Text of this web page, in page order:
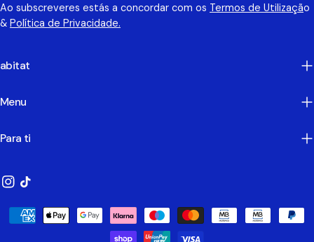
Ao subscreveres estás a concordar com os Termos de Utilização
& Política de Privacidade.
abitat
Menu
Para ti
Instagram
TikTok
Métodos